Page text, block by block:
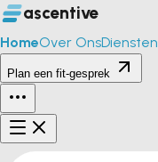
ascentive
HomeOver OnsDiensten
Plan een fit-gesprek